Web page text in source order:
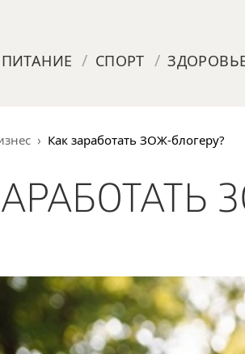
ПИТАНИЕ / СПОРТ /
Как заработать ЗОЖ-блогеру?